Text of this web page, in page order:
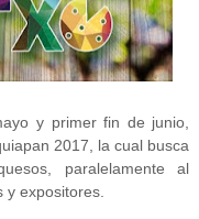
y primer fin de junio,
2017, la cual busca
paralelamente al
expositores.